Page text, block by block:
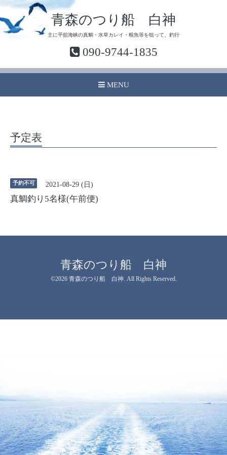
青森のつり船 白神
主に平舘海峡の真鯛・水草カレイ・根魚等を狙って、釣行
090-9744-1835
MENU
予定表
予約不可 2021-08-29 (日)
真鯛釣り5名様(午前便)
青森のつり船 白神
©2026 青森のつり船 白神. All Rights Reserved.